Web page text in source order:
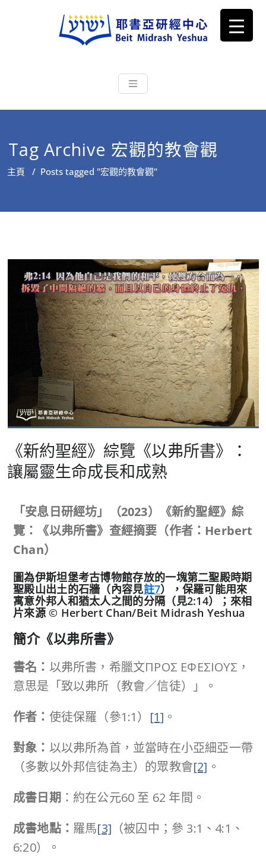
耶書亞研經中心
根源明白聖經，成為更好的門徒
Tag Archive 宏觀的教會觀
主頁 / Posts tagged "宏觀的教會觀"
《新約聖經》綜覽《以弗所書》：
讓屬靈生命成長和成熟
「安息日研經坊」（2023）《新約聖經》綜
覽：《以弗所書》查經摘要（作者： Herbert
Chan）
圖為伊斯坦堡考古博物館存放的一塊第二聖殿時期
聖殿山出土的石牆（內容見註7），保羅可能用來
寓意外邦人和猶太人之間的分隔（見2:14）；來相
片來源 © Herbert Chan/Beit Midrash Yeshua
簡介《以弗所書》
書名： 以弗所書，希臘文ΠΡΟΣ ΕΦΕΣΙΟΥΣ，
意思是「致以弗所（教會／信徒）」。
作者： 使徒保羅（參1:1） [1] 。
對象： 以以弗所為首，並當時在小亞細亞一帶
（多數以外邦信徒為主）的眾教會[2] 。
成書日期：約在公元60 至 62 年間。
成書地點： 羅馬[3] （被囚中；參 3:1、4:1、
6:20）。